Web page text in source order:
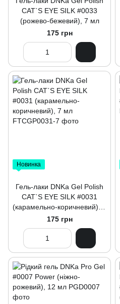
CAT`S EYE SILK #0033
(рожево-бежевий), 7 мл
175 грн
Новинка
Гель-лаки DNKa Gel Polish
CAT`S EYE SILK #0031
(карамельно-коричневий), 7
мл
175 грн